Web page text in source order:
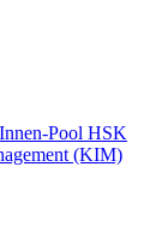
Pool HSK
(KIM)